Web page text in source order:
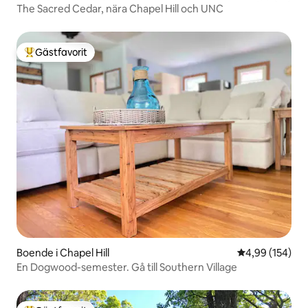
The Sacred Cedar, nära Chapel Hill och UNC
Populär gästfavorit
Gästfavorit
Boende i Chapel Hill 4,99 av 5 i
4,99 (154)
En Dogwood-semester. Gå till Southern Village